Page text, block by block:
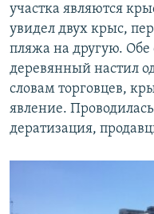
участка являются
увидел двух крыс,
пляжа на другую.
деревянный настил
словам торговцев,
явление.
дератизация,